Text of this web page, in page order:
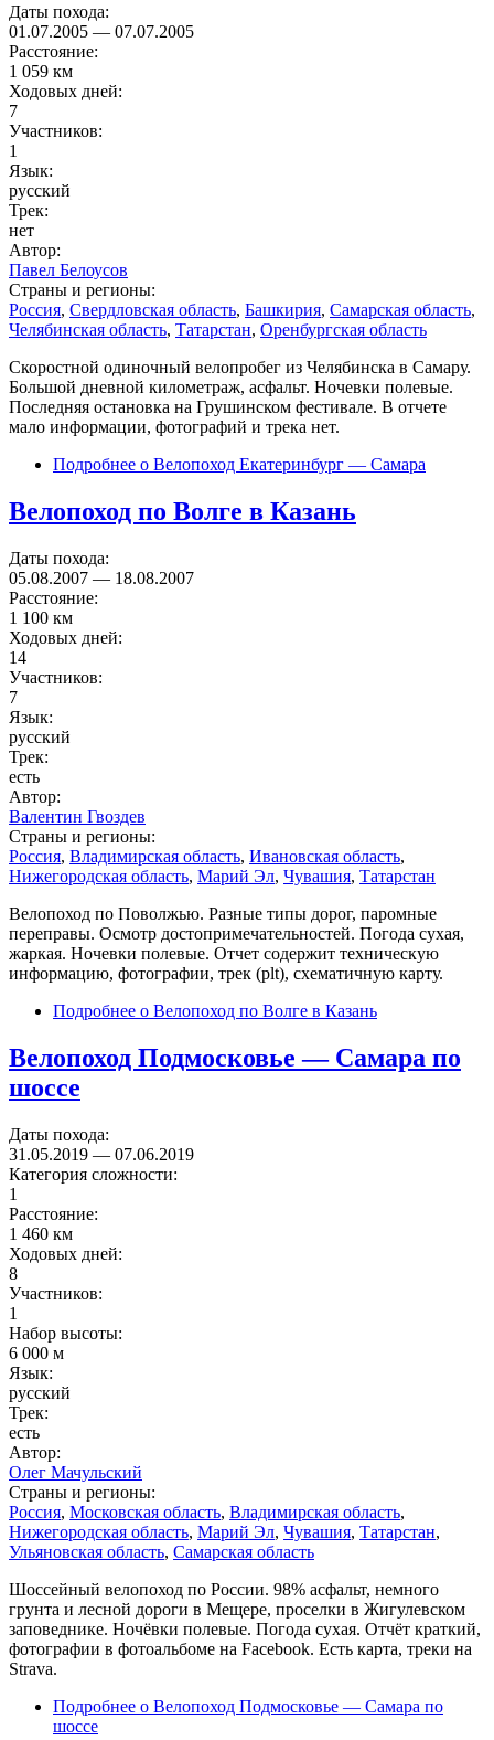
Даты похода:
01.07.2005 — 07.07.2005
Расстояние:
1 059 км
Ходовых дней:
7
Участников:
1
Язык:
русский
Трек:
нет
Автор:
Павел Белоусов
Страны и регионы:
Россия, Свердловская область, Башкирия, Самарская область,
Челябинская область, Татарстан, Оренбургская область
Скоростной одиночный велопробег из Челябинска в Самару.
Большой дневной километраж, асфальт. Ночевки полевые.
Последняя остановка на Грушинском фестивале. В отчете
мало информации, фотографий и трека нет.
Подробнее о Велопоход Екатеринбург — Самара
Велопоход по Волге в Казань
Даты похода:
05.08.2007 — 18.08.2007
Расстояние:
1 100 км
Ходовых дней:
14
Участников:
7
Язык:
русский
Трек:
есть
Автор:
Валентин Гвоздев
Страны и регионы:
Россия, Владимирская область, Ивановская область,
Нижегородская область, Марий Эл, Чувашия, Татарстан
Велопоход по Поволжью. Разные типы дорог, паромные
переправы. Осмотр достопримечательностей. Погода сухая,
жаркая. Ночевки полевые. Отчет содержит техническую
информацию, фотографии, трек (plt), схематичную карту.
Подробнее о Велопоход по Волге в Казань
Велопоход Подмосковье — Самара по
шоссе
Даты похода:
31.05.2019 — 07.06.2019
Категория сложности:
1
Расстояние:
1 460 км
Ходовых дней:
8
Участников:
1
Набор высоты:
6 000 м
Язык:
русский
Трек:
есть
Автор:
Олег Мачульский
Страны и регионы:
Россия, Московская область, Владимирская область,
Нижегородская область, Марий Эл, Чувашия, Татарстан,
Ульяновская область, Самарская область
Шоссейный велопоход по России. 98% асфальт, немного
грунта и лесной дороги в Мещере, проселки в Жигулевском
заповеднике. Ночёвки полевые. Погода сухая. Отчёт краткий,
фотографии в фотоальбоме на Facebook. Есть карта, треки на
Strava.
Подробнее о Велопоход Подмосковье — Самара по
шоссе